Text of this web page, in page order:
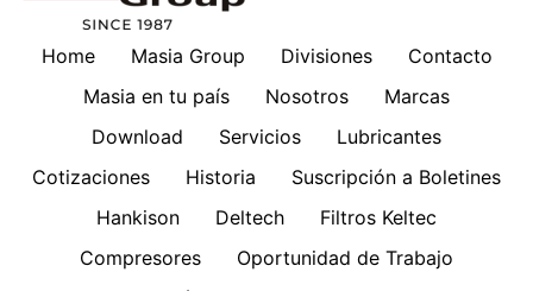
Home Masia Group Divisiones
Contacto
Masia en tu país
Nosotros
Marcas
Download
Servicios
Lubricantes
Cotizaciones
Historia
Suscripción a Boletines
Hankison
Deltech
Filtros Keltec
Compresores
Oportunidad de Trabajo